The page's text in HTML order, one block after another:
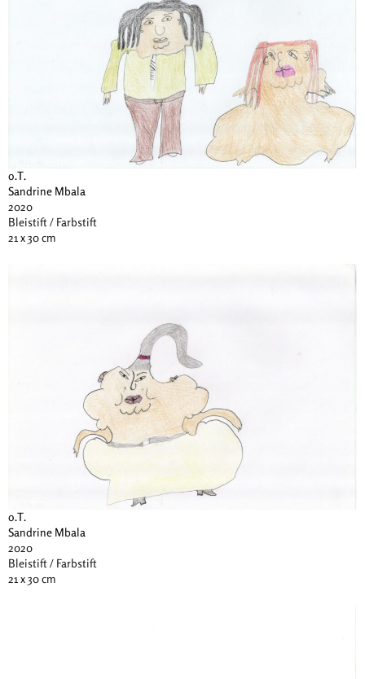
o.T.
Sandrine Mbala
2020
Bleistift / Farbstift
21 x 30 cm
o.T.
Sandrine Mbala
2020
Bleistift / Farbstift
21 x 30 cm